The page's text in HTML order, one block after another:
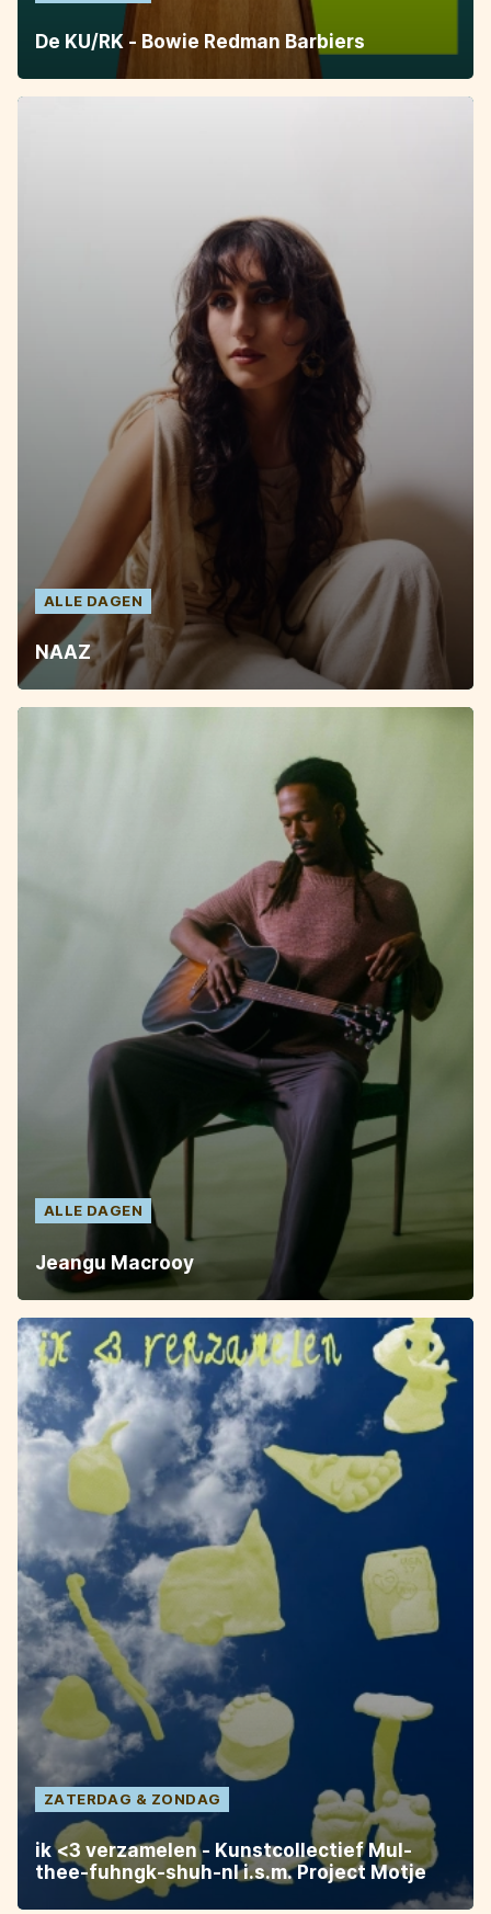
De KU/RK - Bowie Redman Barbiers
ALLE DAGEN
NAAZ
ALLE DAGEN
Jeangu Macrooy
ZATERDAG ZONDAG
ik <3 verzamelen - Kunstcollectief Mul-
thee-fuhngk-shuh-nl i.s.m. Project Motje